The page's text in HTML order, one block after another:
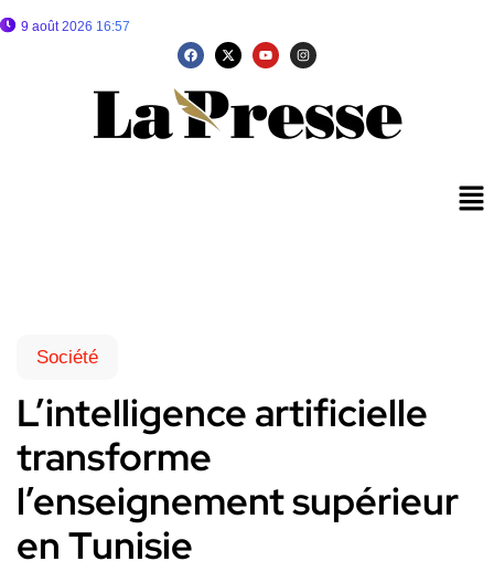
9 août 2026 16:57
Société
L’intelligence artificielle
transforme
l’enseignement supérieur
en Tunisie